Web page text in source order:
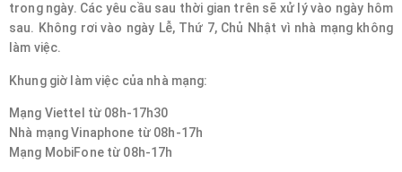
trong ngày. Các yêu cầu sau thời gian trên sẽ xử lý vào ngày hôm
sau. Không rơi vào ngày Lễ, Thứ 7, Chủ Nhật vì nhà mạng không
làm việc.
Khung giờ làm việc của nhà mạng:
Mạng Viettel từ 08h-17h30
Nhà mạng Vinaphone từ 08h-17h
Mạng MobiFone từ 08h-17h